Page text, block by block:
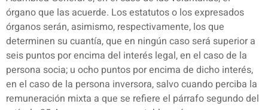
órgano que las acuerde. Los estatutos o los expresados
órganos serán, asimismo, respectivamente, los que
determinen su cuantía, que en ningún caso será superior a
seis puntos por encima del interés legal, en el caso de la
persona socia; u ocho puntos por encima de dicho interés,
en el caso de la persona inversora, salvo cuando perciba la
remuneración mixta a que se refiere el párrafo segundo del